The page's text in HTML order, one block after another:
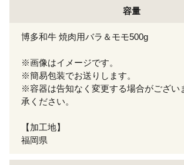
容量
博多和牛 焼肉用バラ＆モモ500g
※画像はイメージです。
※簡易包装でお送りします。
※容器は告知なく変更する場合がござい
承ください。
【加工地】
福岡県